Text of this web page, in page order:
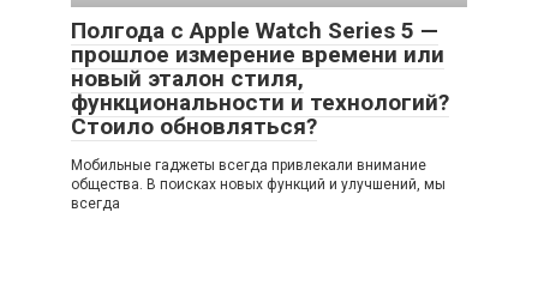
Полгода с Apple Watch Series 5 —
прошлое измерение времени или
новый эталон стиля,
функциональности и технологий?
Стоило обновляться?
Мобильные гаджеты всегда привлекали внимание
общества. В поисках новых функций и улучшений, мы
всегда